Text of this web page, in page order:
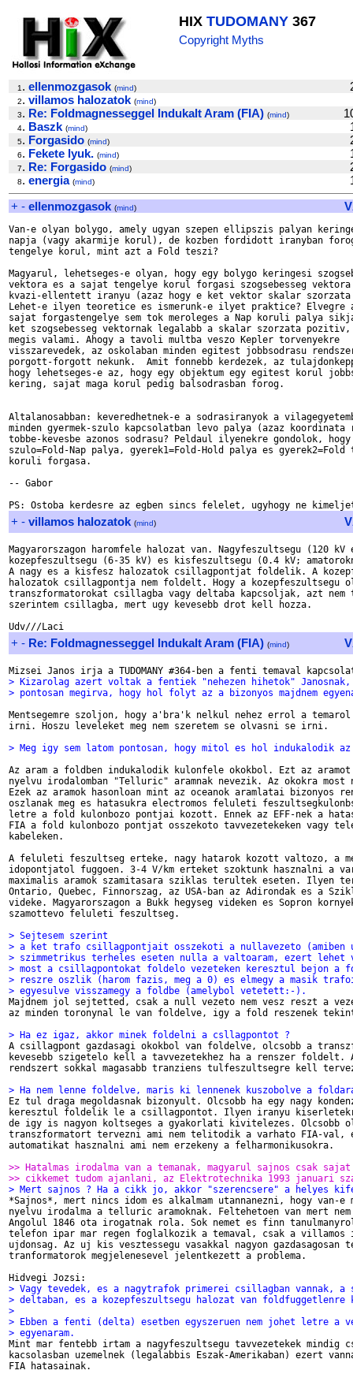
HIX TUDOMANY 367
Copyright Myths
1 . ellenmozgasok (mind)
2. villamos halozatok (mind)
3. Re: Foldmagnesseggel Indukalt Aram (FIA) (mind)
4. Baszk (mind)
5. Forgasido (mind)
6. Fekete lyuk. (mind)
7. Re: Forgasido (mind)
8. energia (mind)
+ - ellenmozgasok (mind)
Van-e olyan bolygo, amely ugyan szepen ellipszis palyan
napja (vagy akarmije korul), de kozben fordidott iranyban
tengelye korul, mint azt a Fold teszi?
Magyarul, lehetseges-e olyan, hogy egy bolygo keringesi
vektora es a sajat tengelye korul forgasi szogsebesseg vektora
kvazi-ellentett iranyu (azaz hogy e ket vektor skalar szorzata
Lehet-e ilyen teoretice es ismerunk-e ilyet praktice? Elvegre
sajat forgastengelye sem tok meroleges a Nap koruli palya
ket szogsebesseg vektornak legalabb a skalar szorzata
megis valami. Ahogy a tavoli multba veszo Kepler torvenyekre
visszarevedek, az oskolaban minden egitest jobbsodrasu
porgott-forgott nekunk.  Amit fonnebb kerdezek, az
hogy lehetseges-e az, hogy egy objektum egy egitest korul
kering, sajat maga korul pedig balsodrasban forog.
Altalanosabban: keveredhetnek-e a sodrasiranyok a
minden gyermek-szulo kapcsolatban levo palya (azaz
tobbe-kevesbe azonos sodrasu? Peldaul ilyenekre gondolok, hogy
szulo=Fold-Nap palya, gyerek1=Fold-Hold palya es gyerek2=Fold
koruli forgasa.
-- Gabor
+ - villamos halozatok (mind)
Magyarorszagon haromfele halozat van. Nagyfeszultsegu (120
kozepfeszultsegu (6-35 kV) es kisfeszultsegu (0.4 kV;
A nagy es a kisfesz halozatok csillagpontjat foldelik. A
halozatok csillagpontja nem foldelt. Hogy a kozepfeszultsegu
transzformatorokat csillagba vagy deltaba kapcsoljak, azt nem
szerintem csillagba, mert ugy kevesebb drot kell hozza.
+ - Re: Foldmagnesseggel Indukalt Aram (FIA) (mind)
> Kizarolag azert voltak a fentiek "nehezen hihetok"
> pontosan megirva, hogy hol folyt az a bizonyos majdnem
Mentsegemre szoljon, hogy a'bra'k nelkul nehez errol a
irni. Hoszu leveleket meg nem szeretem se olvasni se irni.
> Meg igy sem latom pontosan, hogy mitol es hol indukalodik az
Az aram a foldben indukalodik kulonfele okokbol. Ezt az
nyelvu irodalomban "Telluric" aramnak nevezik. Az okokra
Ezek az aramok hasonloan mint az oceanok aramlatai bizonyos
oszlanak meg es hatasukra electromos feluleti
letre a fold kulonbozo pontjai kozott. Ennek az EFF-nek a
FIA a fold kulonbozo pontjat osszekoto tavvezetekeken vagy
kabeleken.
A feluleti feszultseg erteke, nagy hatarok kozott valtozo, a
idopontjatol fuggoen. 3-4 V/km erteket szoktunk hasznalni a
maximalis aramok szamitasara sziklas terultek eseten. Ilyen
Ontario, Quebec, Finnorszag, az USA-ban az Adirondak es a
videke. Magyarorszagon a Bukk hegyseg videken es Sopron
szamottevo feluleti feszultseg.
> Sejtesem szerint
> a ket trafo csillagpontjait osszekoti a nullavezeto (amiben
> szimmetrikus terheles eseten nulla a valtoaram, ezert lehet
> most a csillagpontokat foldelo vezeteken keresztul bejon a
> reszre oszlik (harom fazis, meg a 0) es elmegy a masik
> egyesulve visszamegy a foldbe (amelybol vetetett:-).
Majdnem jol sejtetted, csak a null vezeto nem vesz reszt a
az minden toronynal le van foldelve, igy a fold reszenek
> Ha ez igaz, akkor minek foldelni a csllagpontot ?
A csillagpont gazdasagi okokbol van foldelve, olcsobb a
kevesebb szigetelo kell a tavvezetekhez ha a renszer foldelt.
rendszert sokkal magasabb tranziens tulfeszultsegre kell
> Ha nem lenne foldelve, maris ki lennenek kuszobolve a
Ez tul draga megoldasnak bizonyult. Olcsobb ha egy nagy
keresztul foldelik le a csillagpontot. Ilyen iranyu
de igy is nagyon koltseges a gyakorlati kivitelezes. Olcsobb
transzformatort tervezni ami nem telitodik a varhato FIA-val,
automatikat hasznalni ami nem erzekeny a felharmonikusokra.
>> Hatalmas irodalma van a temanak, magyarul sajnos csak sajat
>> cikkemet tudom ajanlani, az Elektrotechnika 1993 januari
> Mert sajnos ? Ha a cikk jo, akkor "szerencsere" a helyes
*Sajnos*, mert nincs idom es alkalmam utannanezni, hogy van-e
nyelvu irodalma a telluric aramoknak. Feltehetoen van mert
Angolul 1846 ota irogatnak rola. Sok nemet es finn
telefon ipar mar regen foglalkozik a temaval, csak a villamos
ujdonsag. Az uj kis vesztessegu vasakkal nagyon
tranformatorok megjelenesevel jelentkezett a problema.
> Vagy tevedek, es a nagytrafok primerei csillagban vannak, a
> deltaban, es a kozepfeszultsegu halozat van foldfuggetlenre
>
> Ebben a fenti (delta) esetben egyszeruen nem johet letre a
> egyenaram.
Mint mar fentebb irtam a nagyfeszultsegu tavvezetekek
kacsolasban uzemelnek (legalabbis Eszak-Amerikaban) ezert
FIA hatasainak.